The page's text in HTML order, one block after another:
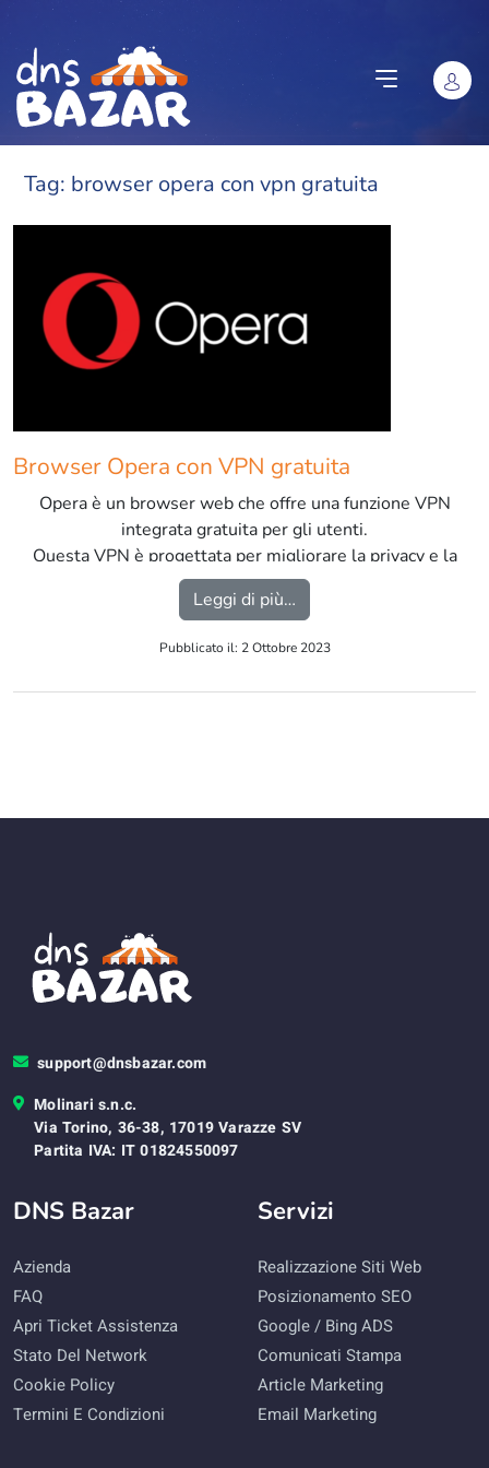
Vai al contenuto
Tag: browser opera con vpn gratuita
Browser Opera con VPN gratuita
Opera è un browser web che offre una funzione VPN
integrata gratuita per gli utenti.
Questa VPN è progettata per migliorare la privacy e la
sicurezza durante la navigazione su Internet. […]
Leggi di più…
Pubblicato il: 2 Ottobre 2023
support@dnsbazar.com
Molinari s.n.c.
Via Torino, 36-38, 17019 Varazze SV
Partita IVA: IT 01824550097
DNS Bazar
Azienda
FAQ
Apri Ticket Assistenza
Stato Del Network
Cookie Policy
Termini E Condizioni
Servizi
Realizzazione Siti Web
Posizionamento SEO
Google / Bing ADS
Comunicati Stampa
Article Marketing
Email Marketing